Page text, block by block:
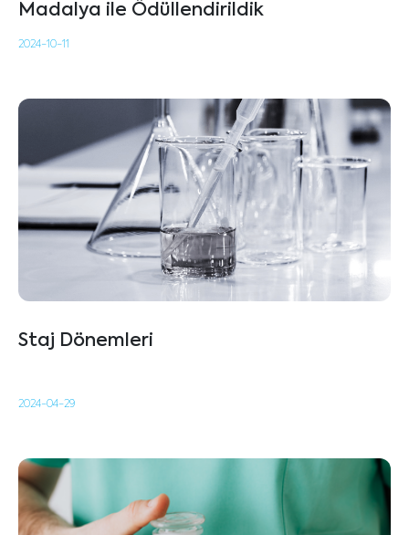
Madalya ile Ödüllendirildik
2024-10-11
Staj Dönemleri
2024-04-29